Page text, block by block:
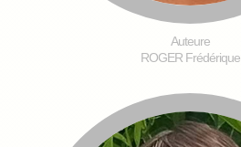
Auteure
ROGER Frédérique